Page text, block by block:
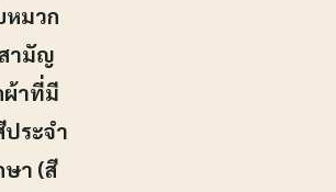
หมวก
ามัญ
ผ้าที่มี
ระจำ
า (สี